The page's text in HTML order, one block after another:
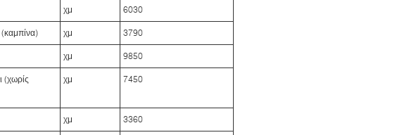
χμ 6030
χμ 3790
χμ 9850
(χωρίς
χμ 7450
χμ 3360